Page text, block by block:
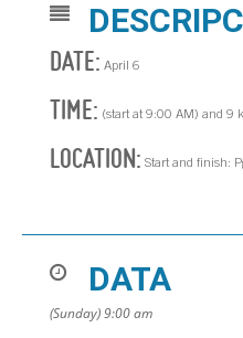
DATE: April 6
TIME: (start at 9:00 AM) and 9
LOCATION: Start and finish:
DATA
(Sunday) 9:00 am